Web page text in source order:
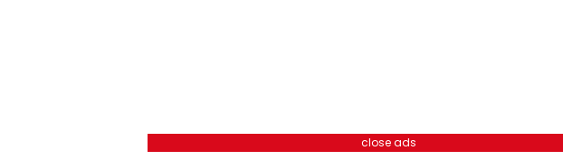
close ads